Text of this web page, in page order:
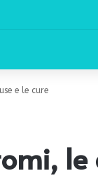
e le cure